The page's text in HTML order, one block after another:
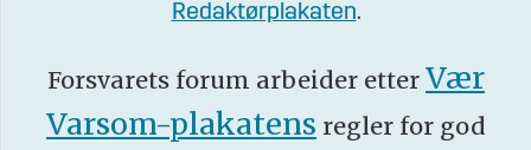
Redaktørplakaten.
Forsvarets forum arbeider etter Vær
Varsom-plakatens regler for god